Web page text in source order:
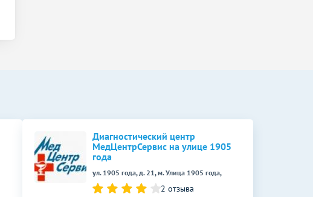
Диагностический центр
МедЦентрСервис на улице 1905
года
ул. 1905 года, д. 21, м. Улица 1905 года,
2 отзыва